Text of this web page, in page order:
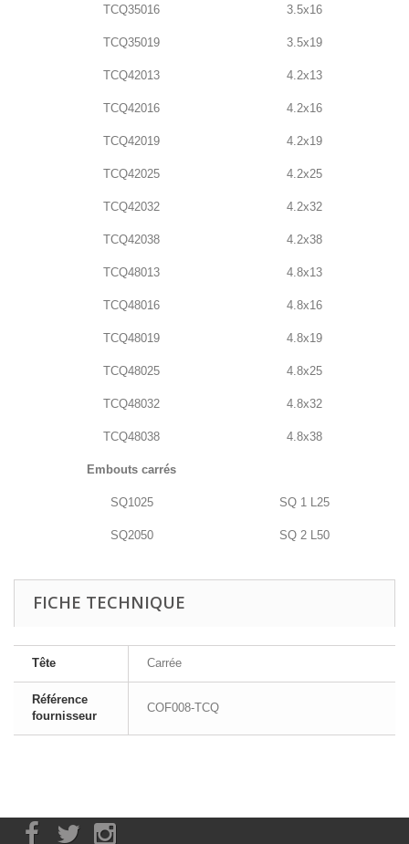
TCQ35016 3.5x16
TCQ35019 3.5x19
TCQ42013 4.2x13
TCQ42016 4.2x16
TCQ42019 4.2x19
TCQ42025 4.2x25
TCQ42032 4.2x32
TCQ42038 4.2x38
TCQ48013 4.8x13
TCQ48016 4.8x16
TCQ48019 4.8x19
TCQ48025 4.8x25
TCQ48032 4.8x32
TCQ48038 4.8x38
Embouts carrés
SQ1025 SQ 1 L25
SQ2050 SQ 2 L50
FICHE TECHNIQUE
Tête Carrée
Référence
fournisseur
COF008-TCQ